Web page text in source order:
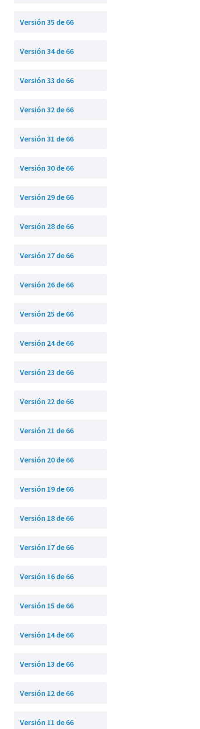
Versión 35 de 66
Versión 34 de 66
Versión 33 de 66
Versión 32 de 66
Versión 31 de 66
Versión 30 de 66
Versión 29 de 66
Versión 28 de 66
Versión 27 de 66
Versión 26 de 66
Versión 25 de 66
Versión 24 de 66
Versión 23 de 66
Versión 22 de 66
Versión 21 de 66
Versión 20 de 66
Versión 19 de 66
Versión 18 de 66
Versión 17 de 66
Versión 16 de 66
Versión 15 de 66
Versión 14 de 66
Versión 13 de 66
Versión 12 de 66
Versión 11 de 66